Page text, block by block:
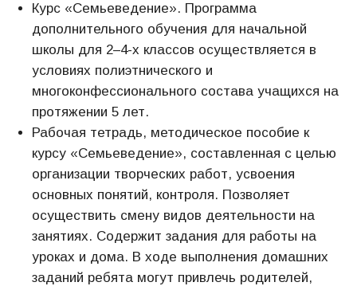
Курс «Семьеведение». Программа
дополнительного обучения для начальной
школы для 2–4-х классов осуществляется в
условиях полиэтнического и
многоконфессионального состава учащихся на
протяжении 5 лет.
Рабочая тетрадь, методическое пособие к
курсу «Семьеведение», составленная с целью
организации творческих работ, усвоения
основных понятий, контроля. Позволяет
осуществить смену видов деятельности на
занятиях. Содержит задания для работы на
уроках и дома. В ходе выполнения домашних
заданий ребята могут привлечь родителей,